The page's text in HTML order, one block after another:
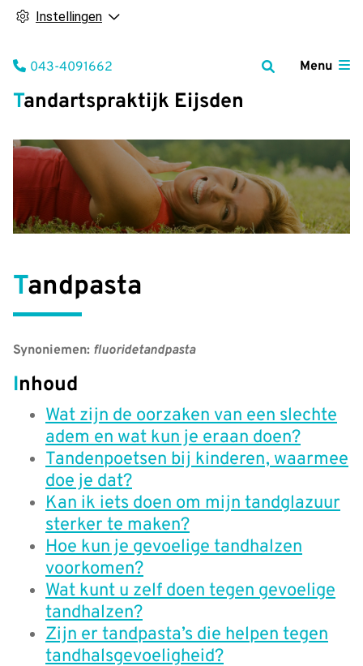
Instellingen
Tandartspraktijk Eijsden
Menu
Tel:
043-4091662
Tandpasta
Synoniemen: fluoridetandpasta
Inhoud
Wat zijn de oorzaken van een slechte
adem en wat kun je eraan doen?
Tandenpoetsen bij kinderen, waarmee
doe je dat?
Kan ik iets doen om mijn tandglazuur
sterker te maken?
Hoe kun je gevoelige tandhalzen
voorkomen?
Wat kunt u zelf doen tegen gevoelige
tandhalzen?
Zijn er tandpasta’s die helpen tegen
tandhalsgevoeligheid?